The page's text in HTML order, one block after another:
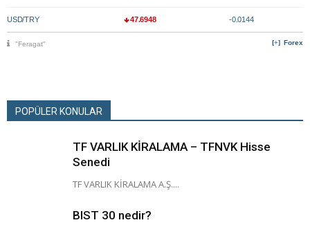
USD/TRY 47.6948 -0.0144
Forex
"Feragat"
POPÜLER KONULAR
TF VARLIK KİRALAMA – TFNVK Hisse
Senedi
TF VARLIK KİRALAMA A.Ş....
BIST 30 nedir?